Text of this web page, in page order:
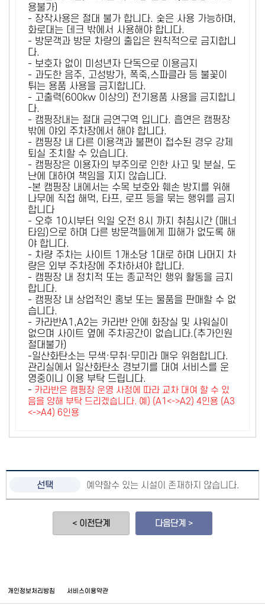
용불가)
- 장작사용은 절대 불가 합니다. 숯은 사용 가능하며,
화로대는 데크 밖에서 사용해야 합니다.
- 방문객과 방문 차량의 출입은 원칙적으로 금지합니
다.
- 보호자 없이 미성년자 단독으로 이용금지
- 과도한 음주, 고성방가, 폭죽,스파클라 등 불꽃이
튀는 용품 사용을 금지합니다.
- 고출력(600kw 이상의) 전기용품 사용을 금지합니
다.
- 캠핑장내는 절대 금연구역 입니다. 흡연은 캠핑장
밖에 야외 주차장에서 해야 합니다.
- 캠핑장 내 다른 이용객과 불편이 접수된 경우 강제
퇴실 조치할 수 있습니다.
- 캠핑장은 이용자의 부주의로 인한 사고 및 분실, 도
난에 대하여 책임을 지지 않습니다.
-본 캠핑장 내에서는 수목 보호와 훼손 방지를 위해
나무에 직접 해먹, 타프, 로프 등을 묶는 행위를 금지
합니다
- 오후 10시부터 익일 오전 8시 까지 취침시간 (매너
타임)으로 하며 다른 방문객들에게 피해가 없도록 해
야 합니다.
- 차량 주차는 사이트 1개소당 1대로 하며 나머지 차
량은 외부 주차장에 주차하셔야 합니다.
- 캠핑장 내 정치적 또는 종교적인 행위 활동을 금지
합니다.
- 캠핑장 내 상업적인 홍보 또는 물품을 판매할 수 없
습니다.
- 카라반A1,A2는 카라반 안에 화장실 및 샤워실이
없으며 사이트 옆에 주차공간이 없습니다.(추가인원
절대불가)
-일산화탄소는 무색·무취·무미라 매우 위험합니다.
관리실에서 일산화탄소 경보기를 대여 서비스를 운
영중이니 이용 부탁 드립니다.
- 카라반은 캠핑장 운영 사정에 따라 교차 대여 할 수 있
음을 양해 부탁 드리겠습니다. 예) (A1<->A2) 4인용 (A3
<->A4) 6인용
예약할수 있는 시설이 존재하지 않습니다.
< 이전단계 다음단계 >
개인정보처리방침 서비스이용약관